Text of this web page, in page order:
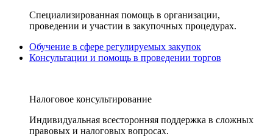
Специализированная помощь в организации,
проведении и участии в закупочных процедурах.
Обучение в сфере регулируемых закупок
Консультации и помощь в проведении торгов
Налоговое консультирование
Индивидуальная всесторонняя поддержка в сложных
правовых и налоговых вопросах.